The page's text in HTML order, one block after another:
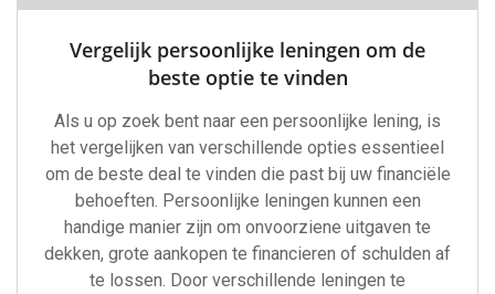
Vergelijk persoonlijke leningen om de
beste optie te vinden
Als u op zoek bent naar een persoonlijke lening, is
het vergelijken van verschillende opties essentieel
om de beste deal te vinden die past bij uw financiële
behoeften. Persoonlijke leningen kunnen een
handige manier zijn om onvoorziene uitgaven te
dekken, grote aankopen te financieren of schulden af
te lossen. Door verschillende leningen te